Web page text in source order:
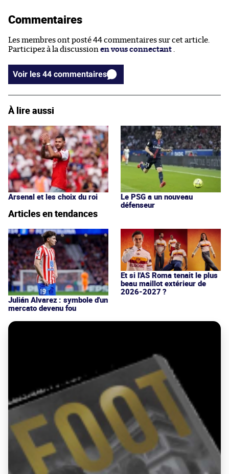
Commentaires
Les membres ont posté 44 commentaires sur cet article.
Participez à la discussion en vous connectant
Voir les 44 commentaires
À lire aussi
Arsenal et les choix du roi
Le PSG a un nouveau
défenseur
Articles en tendances
Julián Alvarez : symbole d'un
mercato devenu fou
Et si l'AS Roma tenait le plus
beau maillot extérieur de
2026-2027 ?